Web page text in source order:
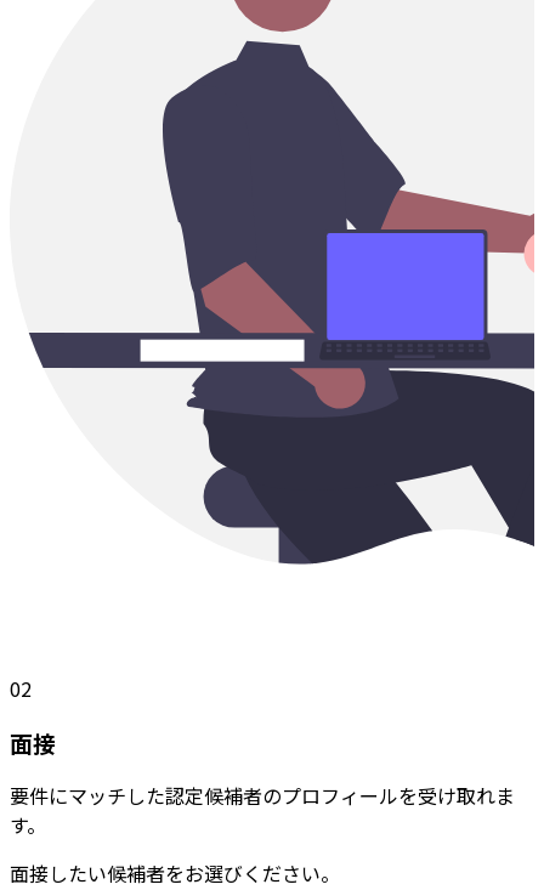
02
面接
要件にマッチした認定候補者のプロフィールを受け取れま
す。
面接したい候補者をお選びください。